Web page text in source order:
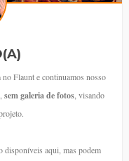
Flaunt e continuamos nosso
sem galeria de fotos , visando
disponíveis aqui, mas podem